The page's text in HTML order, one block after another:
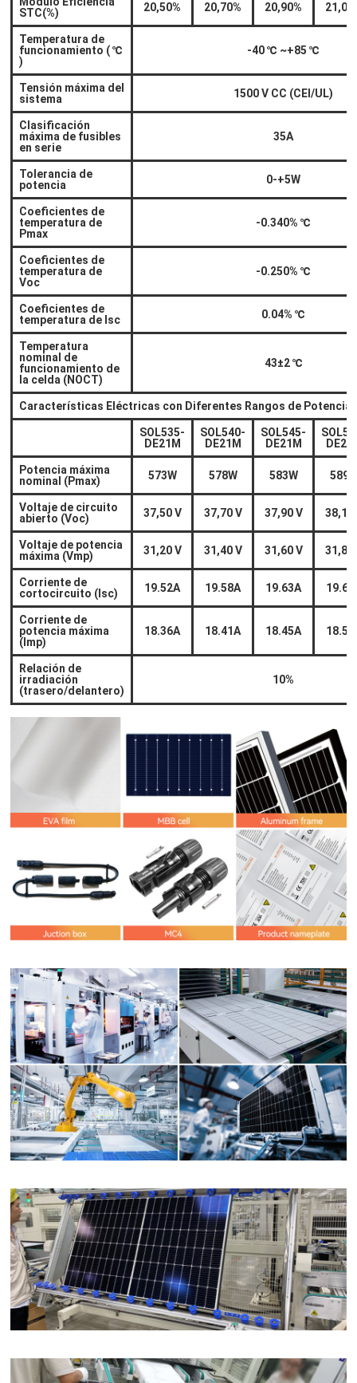
STC(%)
20,50% 20,70% 20,90%
Temperatura de
funcionamiento (℃
)
-40℃ ~+85℃
Tensión máxima del
sistema
1500 V CC (CEI/UL)
Clasificación
máxima de fusibles
en serie
35A
Tolerancia de
potencia
0-+5W
Coeficientes de
temperatura de
Pmax
-0.340%℃
Coeficientes de
temperatura de
Voc
-0.250%℃
Coeficientes de
temperatura de Isc
0.04%℃
Temperatura
nominal de
funcionamiento de
la celda (NOCT)
43±2℃
Características Eléctricas con Diferentes Rangos de Potencia
SOL535-
DE21M
SOL540-
DE21M
SOL545-
DE21M
Potencia máxima
nominal (Pmax)
573W 578W 583W
Voltaje de circuito
abierto (Voc)
37,50 V 37,70 V 37,90 V 38,10
Voltaje de potencia
máxima (Vmp)
31,20 V 31,40 V 31,60 V 31,80
Corriente de
cortocircuito (Isc)
19.52A 19.58A 19.63A
Corriente de
potencia máxima
(Imp)
18.36A 18.41A 18.45A
Relación de
irradiación
(trasero/delantero)
10%